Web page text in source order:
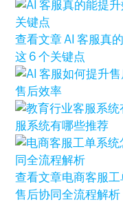
查看文章AI 客服真
这 6 个关键点
售后效率
服系统有哪些推荐
查看文章电商客服工
售后协同全流程解析